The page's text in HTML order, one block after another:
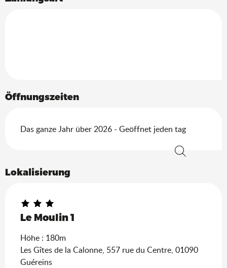
Öffnungszeiten
Das ganze Jahr über 2026 - Geöffnet jeden tag
Lokalisierung
Le Moulin 1
Höhe : 180m
Les Gîtes de la Calonne, 557 rue du Centre, 01090
Guéreins